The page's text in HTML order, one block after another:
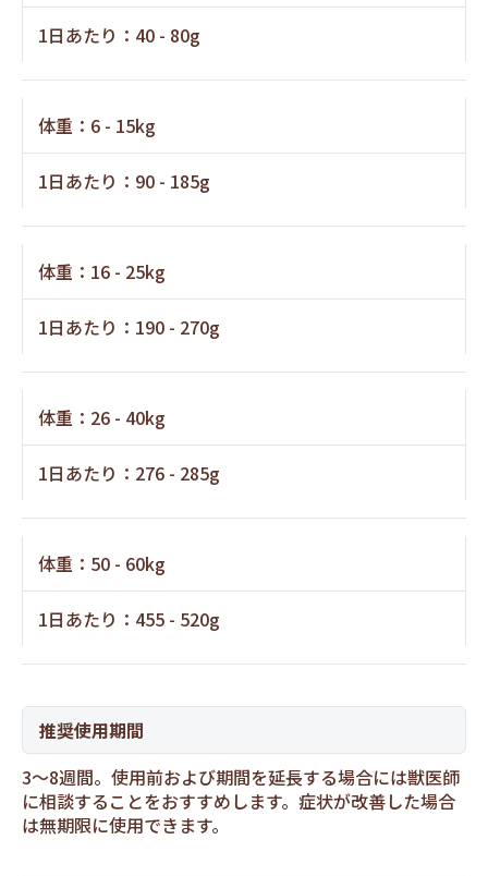
1日あたり：40 - 80g
体重：6 - 15kg
1日あたり：90 - 185g
体重：16 - 25kg
1日あたり：190 - 270g
体重：26 - 40kg
1日あたり：276 - 285g
体重：50 - 60kg
1日あたり：455 - 520g
推奨使用期間
3～8週間。使用前および期間を延長する場合には獣医師
に相談することをおすすめします。症状が改善した場合
は無期限に使用できます。